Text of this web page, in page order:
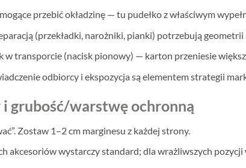
przebić okładzinę — tu pudełko z właściwym
(przekładki, narożniki, pianki) potrzebują
w transporcie (nacisk pionowy) — karton przeniesie
odbiorcy i ekspozycja są elementem strategii
grubość/warstwę ochronną
Zostaw 1–2 cm marginesu z każdej strony.
akcesoriów wystarczy standard; dla wrażliwszych pozycji